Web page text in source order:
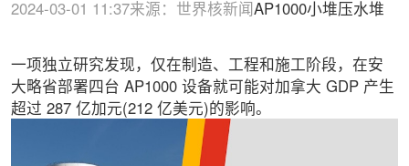
2024-03-01 11:37来源：世界核新闻 AP1000小堆压水堆
一项独立研究发现，仅在制造、工程和施工阶段，在安
大略省部署四台 AP1000 设备就可能对加拿大 GDP 产生
超过 287 亿加元(212 亿美元)的影响。